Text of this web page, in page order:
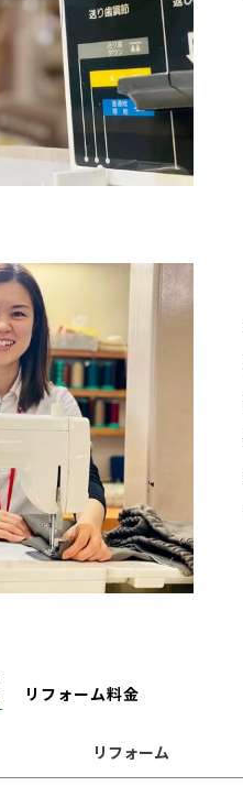
リフォーム料金
リフォーム